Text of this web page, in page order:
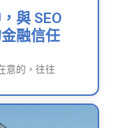
與 SEO
融信任
意的，往往